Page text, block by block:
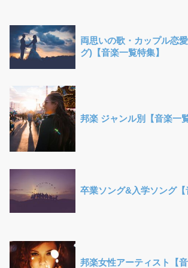
両思いの歌・カップル恋
グ)【音楽一覧特集】
邦楽 ジャンル別【音楽一
卒業ソング&入学ソング【
邦楽女性アーティスト【音